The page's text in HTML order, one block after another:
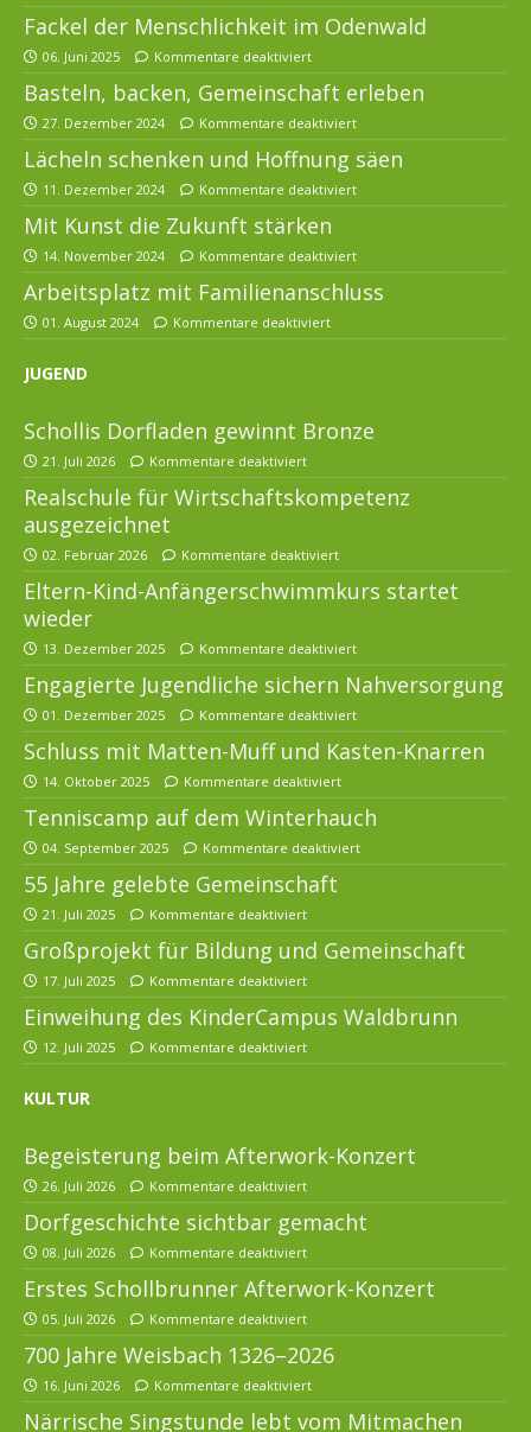
Fackel der Menschlichkeit im Odenwald
06. Juni 2025 Kommentare deaktiviert
Basteln, backen, Gemeinschaft erleben
27. Dezember 2024 Kommentare deaktiviert
Lächeln schenken und Hoffnung säen
11. Dezember 2024 Kommentare deaktiviert
Mit Kunst die Zukunft stärken
14. November 2024 Kommentare deaktiviert
Arbeitsplatz mit Familienanschluss
01. August 2024 Kommentare deaktiviert
JUGEND
Schollis Dorfladen gewinnt Bronze
21. Juli 2026 Kommentare deaktiviert
Realschule für Wirtschaftskompetenz
ausgezeichnet
02. Februar 2026 Kommentare deaktiviert
Eltern-Kind-Anfängerschwimmkurs startet
wieder
13. Dezember 2025 Kommentare deaktiviert
Engagierte Jugendliche sichern Nahversorgung
01. Dezember 2025 Kommentare deaktiviert
Schluss mit Matten-Muff und Kasten-Knarren
14. Oktober 2025 Kommentare deaktiviert
Tenniscamp auf dem Winterhauch
04. September 2025 Kommentare deaktiviert
55 Jahre gelebte Gemeinschaft
21. Juli 2025 Kommentare deaktiviert
Großprojekt für Bildung und Gemeinschaft
17. Juli 2025 Kommentare deaktiviert
Einweihung des KinderCampus Waldbrunn
12. Juli 2025 Kommentare deaktiviert
KULTUR
Begeisterung beim Afterwork-Konzert
26. Juli 2026 Kommentare deaktiviert
Dorfgeschichte sichtbar gemacht
08. Juli 2026 Kommentare deaktiviert
Erstes Schollbrunner Afterwork-Konzert
05. Juli 2026 Kommentare deaktiviert
700 Jahre Weisbach 1326–2026
16. Juni 2026 Kommentare deaktiviert
Närrische Singstunde lebt vom Mitmachen